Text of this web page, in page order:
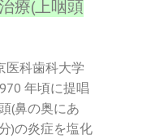
療(上咽頭
医科歯科大学
年頃に提唱
(鼻の奥にあ
)の炎症を塩化